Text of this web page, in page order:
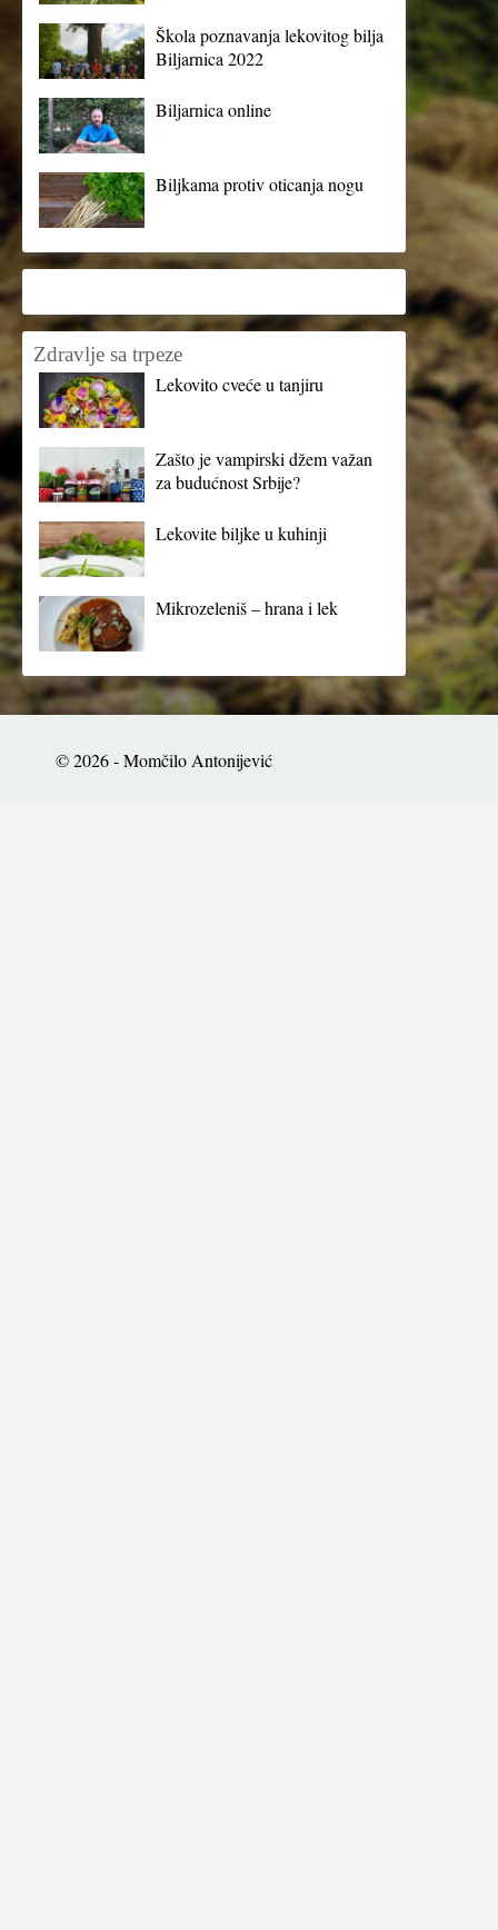
Škola poznavanja lekovitog bilja
Biljarnica 2022
Biljarnica online
Biljkama protiv oticanja nogu
Zdravlje sa trpeze
Lekovito cveće u tanjiru
Zašto je vampirski džem važan
za budućnost Srbije?
Lekovite biljke u kuhinji
Mikrozeleniš – hrana i lek
© 2026 - Momčilo Antonijević